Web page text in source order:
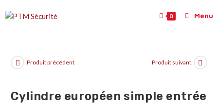
0 Menu
Produit précédent Produit suivant
Cylindre européen simple entrée